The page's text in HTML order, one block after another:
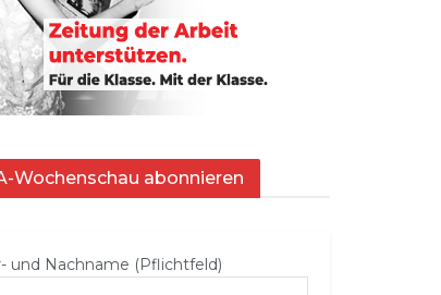
Wochenschau abonnieren
und Nachname (Pflichtfeld)